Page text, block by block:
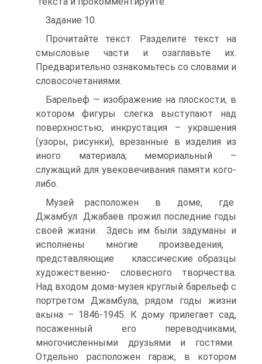
Задание 10.
Прочитайте текст. Разделите текст на
смысловые части и озаглавьте их.
Предварительно ознакомьтесь со словами и
словосочетаниями.
Барельеф — изображение на плоскости, в
котором фигуры слегка выступают над
поверхностью; инкрустация – украшения
(узоры, рисунки), врезанные в изделия из
иного материала; мемориальный –
служащий для увековечивания памяти кого-
либо.
Музей расположен в доме, где
Джамбул Джабаев прожил последние годы
своей жизни. Здесь им были задуманы и
исполнены многие произведения,
представляющие классические образцы
художественно- словесного творчества.
Над входом дома-музея круглый барельеф с
портретом Джамбула, рядом годы жизни
акына – 1846-1945. К дому прилегает сад,
посаженный его переводчиками,
многочисленными друзьями и гостями.
Отдельно расположен гараж, в котором